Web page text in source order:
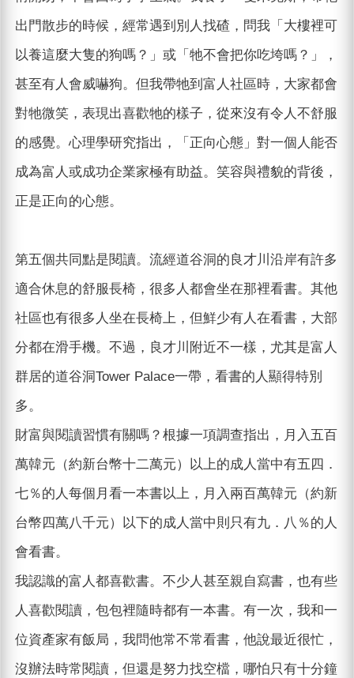
出門散步的時候，經常遇到別人找碴，問我「大樓裡可
以養這麼大隻的狗嗎？」或「牠不會把你吃垮嗎？」，
甚至有人會威嚇狗。但我帶牠到富人社區時，大家都會
對牠微笑，表現出喜歡牠的樣子，從來沒有令人不舒服
的感覺。心理學研究指出，「正向心態」對一個人能否
成為富人或成功企業家極有助益。笑容與禮貌的背後，
正是正向的心態。
第五個共同點是閱讀。流經道谷洞的良才川沿岸有許多
適合休息的舒服長椅，很多人都會坐在那裡看書。其他
社區也有很多人坐在長椅上，但鮮少有人在看書，大部
分都在滑手機。不過，良才川附近不一樣，尤其是富人
群居的道谷洞Tower Palace一帶，看書的人顯得特別
多。
財富與閱讀習慣有關嗎？根據一項調查指出，月入五百
萬韓元（約新台幣十二萬元）以上的成人當中有五四．
七％的人每個月看一本書以上，月入兩百萬韓元（約新
台幣四萬八千元）以下的成人當中則只有九．八％的人
會看書。
我認識的富人都喜歡書。不少人甚至親自寫書，也有些
人喜歡閱讀，包包裡隨時都有一本書。有一次，我和一
位資產家有飯局，我問他常不常看書，他說最近很忙，
沒辦法時常閱讀，但還是努力找空檔，哪怕只有十分鐘